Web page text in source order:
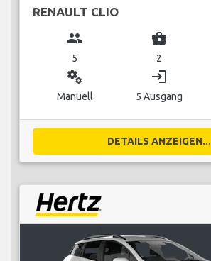
RENAULT CLIO
group
5
business_center
2
miscellaneous_services
Manuell
login
5 Ausgang
DETAILS ANZEIGEN...